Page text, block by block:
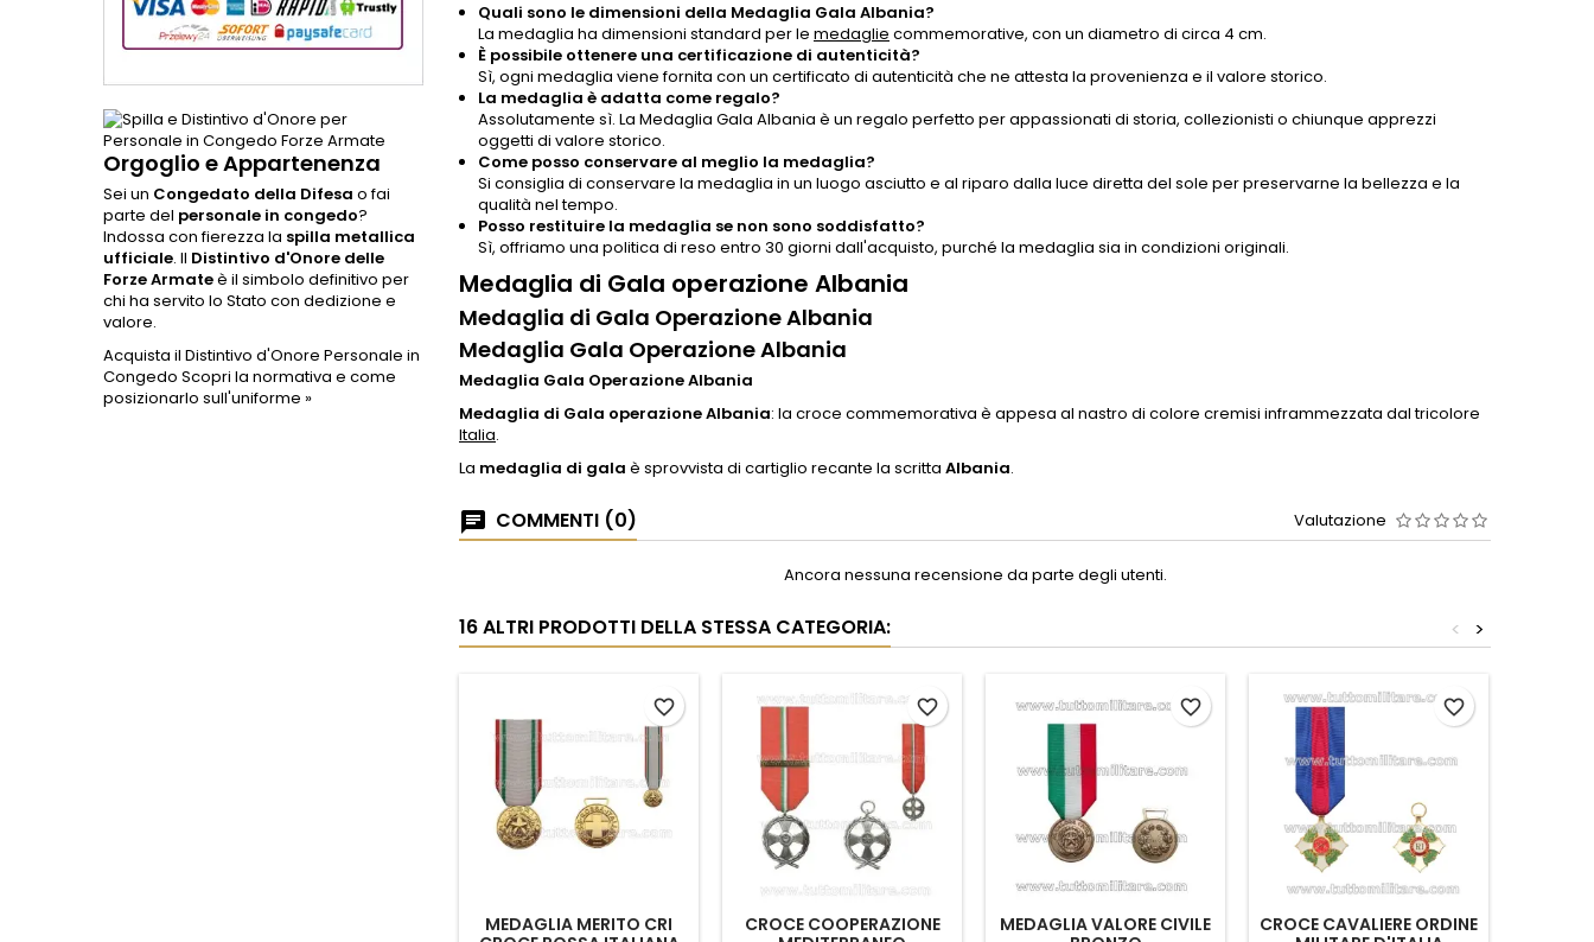
Orgoglio e Appartenenza
Sei un Congedato della Difesa o fai
parte del personale in congedo?
Indossa con fierezza la spilla metallica
ufficiale. Il Distintivo d'Onore delle
Forze Armateè il simbolo definitivo per
chi ha servito lo Stato con dedizione e
valore.
Acquista il Distintivo d'Onore Personale in
Congedo Scopri la normativa e come
posizionarlo sull'uniforme »
Quali sono le dimensioni della Medaglia Gala Albania?
La medaglia ha dimensioni standard per le medaglie commemorative, con un diametro di circa 4 cm.
È possibile ottenere una certificazione di autenticità?
Sì, ogni medaglia viene fornita con un certificato di autenticità che ne attesta la provenienza e il valore storico.
La medaglia è adatta come regalo?
Assolutamente sì. La Medaglia Gala Albania è un regalo perfetto per appassionati di storia, collezionisti o chiunque apprezzi
oggetti di valore storico.
Come posso conservare al meglio la medaglia?
Si consiglia di conservare la medaglia in un luogo asciutto e al riparo dalla luce diretta del sole per preservarne la bellezza e la
qualità nel tempo.
Posso restituire la medaglia se non sono soddisfatto?
Sì, offriamo una politica di reso entro 30 giorni dall'acquisto, purché la medaglia sia in condizioni originali.
Medaglia di Gala operazione Albania
Medaglia di Gala Operazione Albania
Medaglia Gala Operazione Albania
Medaglia Gala Operazione Albania
Medaglia di Gala operazione Albania: la croce commemorativa è appesa al nastro di colore cremisi inframmezzata dal tricolore
Italia.
La medaglia di gala è sprovvista di cartiglio recante la scritta Albania.
COMMENTI (0) Valutazione
Ancora nessuna recensione da parte degli utenti.
16 ALTRI PRODOTTI DELLA STESSA CATEGORIA: >
<
MEDAGLIA MERITO CRI
favorite_border
CROCE COOPERAZIONE
favorite_border
MEDAGLIA VALORE CIVILE
favorite_border
CROCE CAVALIERE ORDINE
favorite_border